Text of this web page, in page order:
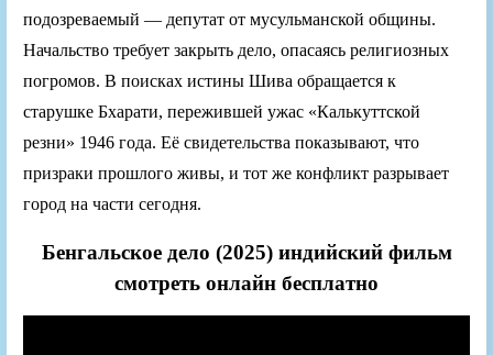
подозреваемый — депутат от мусульманской общины.
Начальство требует закрыть дело, опасаясь религиозных
погромов. В поисках истины Шива обращается к
старушке Бхарати, пережившей ужас «Калькуттской
резни» 1946 года. Её свидетельства показывают, что
призраки прошлого живы, и тот же конфликт разрывает
город на части сегодня.
Бенгальское дело (2025) индийский фильм
смотреть онлайн бесплатно